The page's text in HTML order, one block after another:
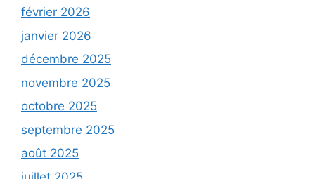
février 2026
janvier 2026
décembre 2025
novembre 2025
octobre 2025
septembre 2025
août 2025